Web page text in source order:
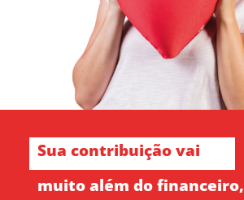
Sua contribuição vai
muito além do financeiro,